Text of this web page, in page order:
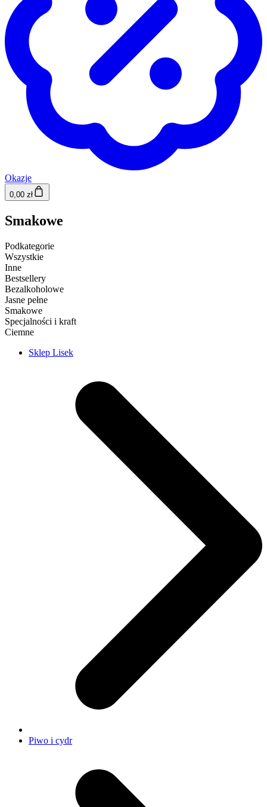
Okazje
0,00 zł
Smakowe
Podkategorie
Wszystkie
Inne
Bestsellery
Bezalkoholowe
Jasne pełne
Smakowe
Specjalności i kraft
Ciemne
Sklep Lisek
Piwo i cydr